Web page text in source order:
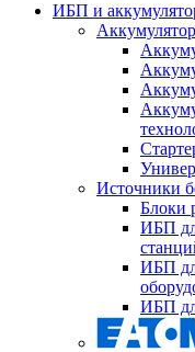
ИБП и
Источники
Блоки
ИБП
ИБП
ИБП